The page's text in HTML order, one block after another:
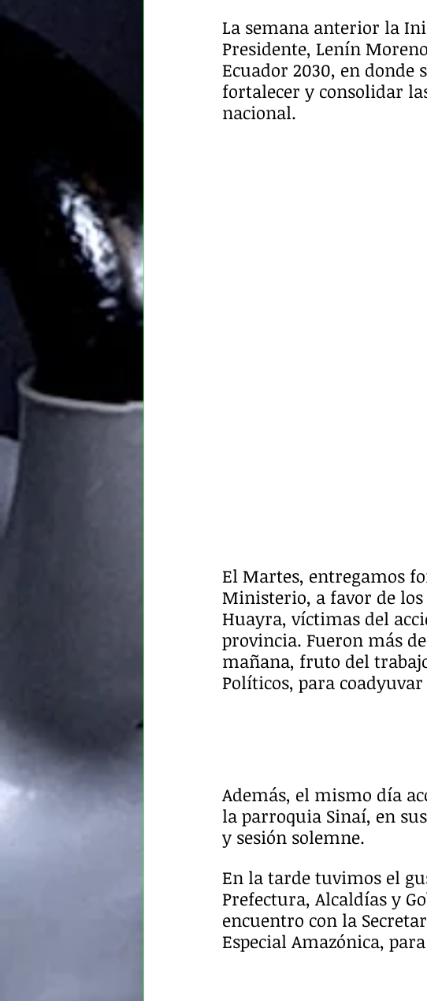
La semana anterior la
Presidente, Lenín
Ecuador 2030, en donde
fortalecer y consolidar
nacional.
El Martes, entregamos
Ministerio, a favor de los
Huayra, víctimas del
provincia. Fueron más
mañana, fruto del
Políticos, para
Además, el mismo día
la parroquia Sinaí, en
y sesión solemne.
En la tarde tuvimos el
Prefectura, Alcaldías y
encuentro con la
Especial Amazónica,